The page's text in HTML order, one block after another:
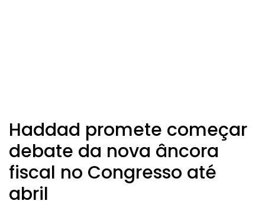
Haddad promete começar
debate da nova âncora
fiscal no Congresso até
abril